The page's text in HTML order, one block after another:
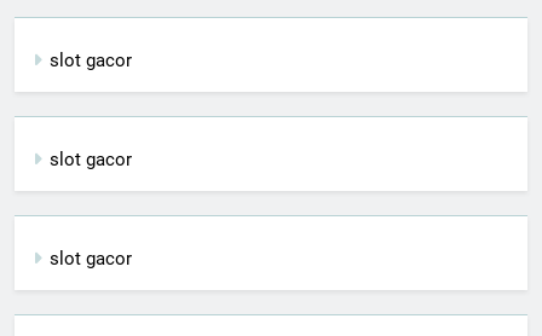
slot gacor
slot gacor
slot gacor